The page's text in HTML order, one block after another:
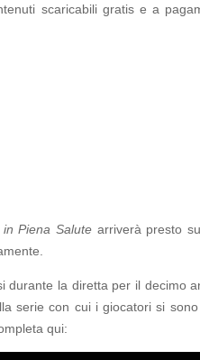
scaricabili gratis e a
Piena Salute arriverà presto
durante la diretta per il decimo
serie con cui i giocatori si
qui: